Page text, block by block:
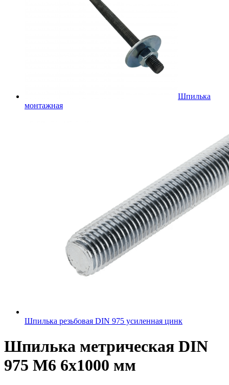
Шпилька
монтажная
Шпилька резьбовая DIN 975 усиленная цинк
Шпилька метрическая DIN
975 М6 6х1000 мм